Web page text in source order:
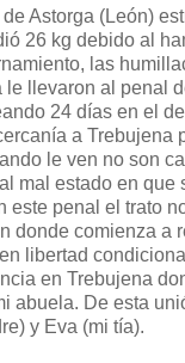
Astorga (León)
26 kg debido al
las
le llevaron al penal
24 días en el
a Trebujena
le ven no son
mal estado en que
este penal el trato
donde comienza a
libertad
en Trebujena
abuela. De esta
y Eva (mi tía).